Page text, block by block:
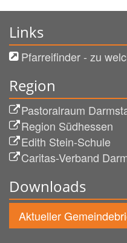
Links
Pfarreifinder - zu
Region
Pastoralraum
Region Südhessen
Edith Stein-Schule
Caritas-Verband
Downloads
Aktueller